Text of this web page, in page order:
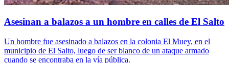
Asesinan a balazos a un hombre en calles de El Salto
Un hombre fue asesinado a balazos en la colonia El Muey, en el
municipio de El Salto, luego de ser blanco de un ataque armado
cuando se encontraba en la vía pública.